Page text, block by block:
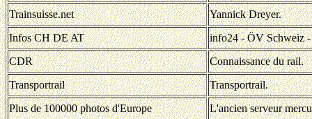
Trainsuisse.net
Yannick Dreyer.
Infos CH DE AT
info24 - ÖV Schweiz -
CDR
Connaissance du rail.
Transportrail
Transportrail.
Plus de 100000 photos d'Europe
L'ancien serveur